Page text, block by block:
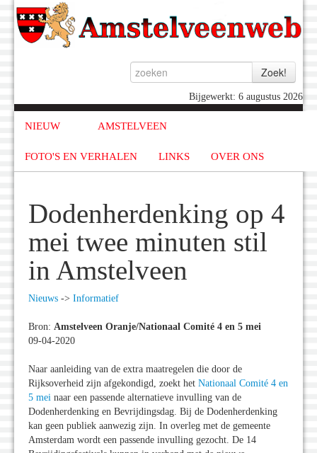
Bijgewerkt: 6 augustus 2026
NIEUW AMSTELVEEN
FOTO'S EN VERHALEN LINKS OVER ONS
Dodenherdenking op 4
mei twee minuten stil
in Amstelveen
Nieuws -> Informatief
Bron: Amstelveen Oranje/Nationaal Comité 4 en 5 mei
09-04-2020
Naar aanleiding van de extra maatregelen die door de
Rijksoverheid zijn afgekondigd, zoekt het Nationaal Comité 4 en
5 mei naar een passende alternatieve invulling van de
Dodenherdenking en Bevrijdingsdag. Bij de Dodenherdenking
kan geen publiek aanwezig zijn. In overleg met de gemeente
Amsterdam wordt een passende invulling gezocht. De 14